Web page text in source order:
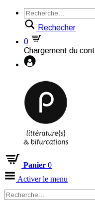
Rechecher
0
Chargement du
Panier 0
Activer le menu